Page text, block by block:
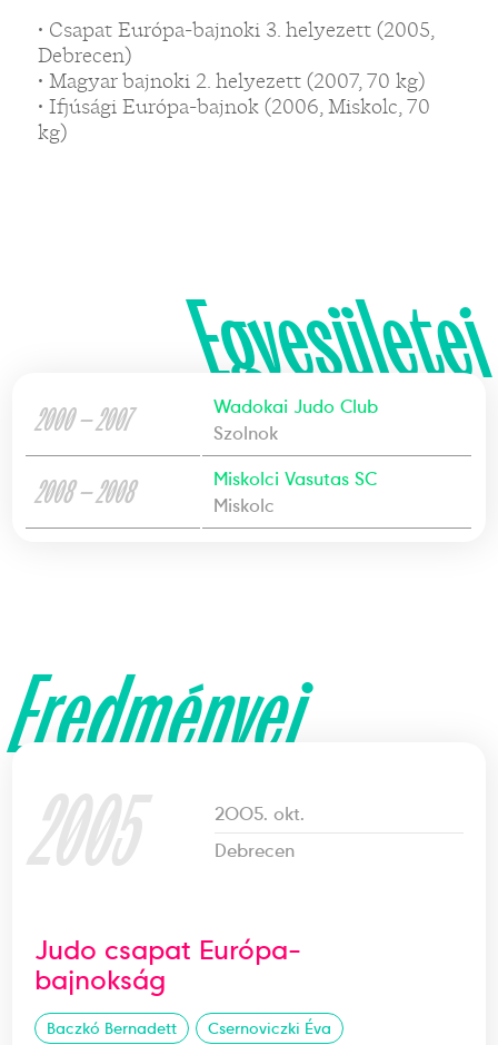
• Csapat Európa-bajnoki 3. helyezett (2005,
Debrecen)
• Magyar bajnoki 2. helyezett (2007, 70 kg)
• Ifjúsági Európa-bajnok (2006, Miskolc, 70
kg)
Egyesületei
2000 — 2007
Wadokai Judo Club
Szolnok
2008 — 2008
Miskolci Vasutas SC
Miskolc
Eredményei
2005
2005. okt.
Debrecen
Judo csapat Európa-
bajnokság
Baczkó Bernadett
Csernoviczki Éva